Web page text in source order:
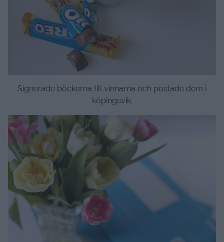
Signerade böckerna till vinnarna och postade dem i
köpingsvik.